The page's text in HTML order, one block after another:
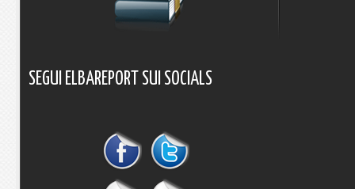
SEGUI ELBAREPORT SUI SOCIALS